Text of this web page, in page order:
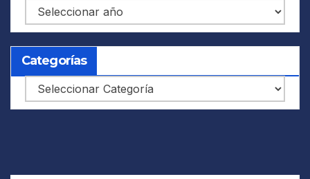
Archivos
Categorías
Categorías